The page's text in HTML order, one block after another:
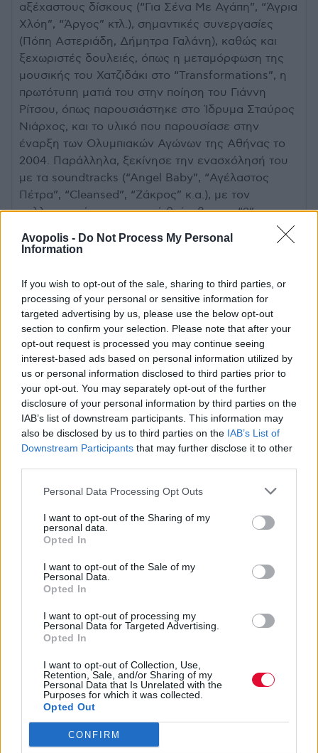
Avopolis - Do Not Process My Personal
Information
If you wish to opt-out of the sale, sharing to third parties, or
processing of your personal or sensitive information for
targeted advertising by us, please use the below opt-out
section to confirm your selection. Please note that after your
opt-out request is processed you may continue seeing
interest-based ads based on personal information utilized by
us or personal information disclosed to third parties prior to
your opt-out. You may separately opt-out of the further
disclosure of your personal information by third parties on the
IAB’s list of downstream participants. This information may
also be disclosed by us to third parties on the IAB’s List of
Downstream Participants that may further disclose it to other
Personal Data Processing Opt Outs
I want to opt-out of the Sharing of my
personal data.
Opted In
I want to opt-out of the Sale of my
Personal Data.
Opted In
I want to opt-out of processing my
Personal Data for Targeted Advertising.
Opted In
I want to opt-out of Collection, Use,
Retention, Sale, and/or Sharing of my
Personal Data that Is Unrelated with the
Purposes for which it was collected.
Opted Out
CONFIRM
αξέχαστους δίσκους (“Για Σένα Με Αγάπη”, “Άγρια
Χλόη”, “Άργος” κτλ.), σημαντικές συνεργασίες
(Πόπη Αστεριάδη, Δήμητρα Γαλάνη), καθώς και
ξεχωριστές δουλειές, όπως η μεταμόρφωση της
μουσικής του Χατζιδάκι στο “Transformations”, η
πρωτότυπη ματιά του στην ποίηση του Γιάννη
Ρίτσου, όπως παρουσιάστηκε στο Ίδρυμα Σταύρος
Νιάρχος, και το υλικό που παρουσίασε στην
έναρξη των Ολυμπιακών Αγώνων της Αθήνας το
2004. Παράλληλα, ξεκίνησε την ενασχόλησή του
με τα soundtracks (“Angel Baby”, “Αγέλαστος
Πέτρα”, “Cleansed”, “Ζάκρος” κ.α.), με τον
καλλιτεχνικό και εμπορικό θρίαμβο του “2”, του
Δημήτρη Παπαϊωάννου, να αποτελεί μία από τις
πιο σημαντικές στιγμές της δισκογραφίας του.
Το 2024, κυκλοφόρησε “Το Χέρι”, το δέκατο
προσωπικό του άλμπουμ που αποτελεί ιδανική
αφορμή να επιστρέψει στην Πλατεία Νερού, μετά
την ιστορική εμφάνιση των Στέρεο Νόβα το 2023,
και να παρουσιάσει ένα σετ που θα διαπερνά τις
κορυφαίες στιγμές της υπέροχης μουσικής του
πορείας.
Follow Κ. Βήτα:
Official Website- Facebook-Instagram-Twitter
YouTube
Οι Super Stereo ιδρύθηκαν το 2006 και αποτελούν
ένα από τα πιο ενδιαφέροντα συγκροτήματα της
ελληνικής indie και alternative rock σκηνής. Το